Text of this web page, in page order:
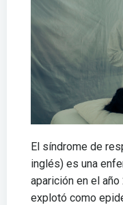
El síndrome de
inglés) es una
aparición en el
explotó como